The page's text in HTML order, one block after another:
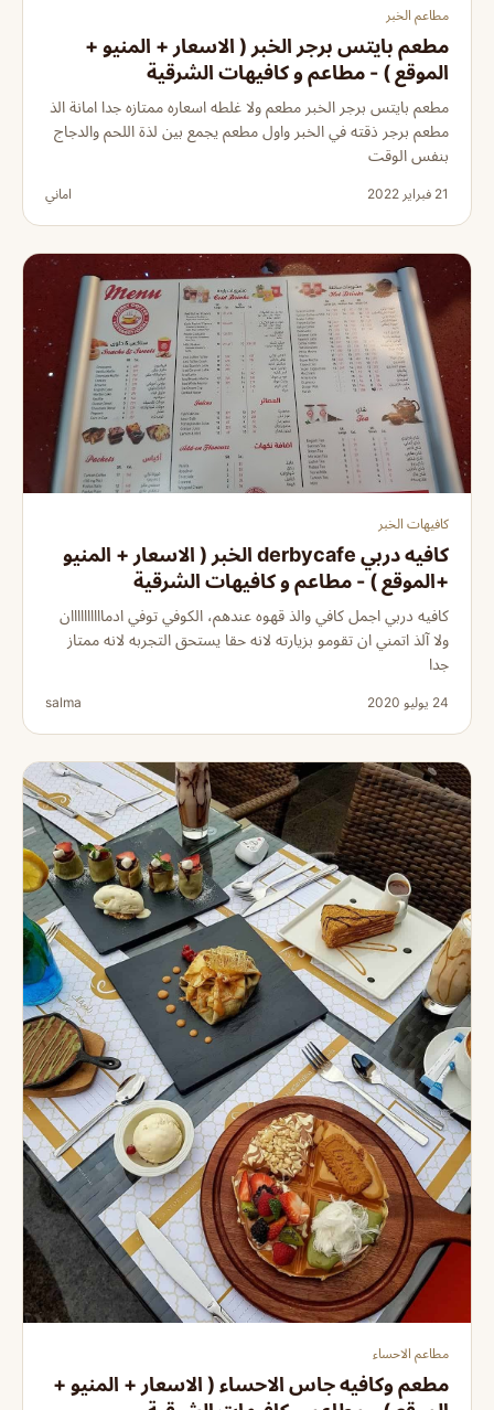
مطاعم الخبر
مطعم بايتس برجر الخبر ( الاسعار + المنيو +
الموقع ) - مطاعم و كافيهات الشرقية
مطعم بايتس برجر الخبر مطعم ولا غلطه اسعاره ممتازه جدا امانة الذ
مطعم برجر ذقته في الخبر واول مطعم يجمع بين لذة اللحم والدجاج
بنفس الوقت
21 فبراير 2022 اماني
كافيهات الخبر
كافيه دربي derbycafe الخبر ( الاسعار + المنيو
+الموقع ) - مطاعم و كافيهات الشرقية
كافيه دربي اجمل کافي والذ قهوه عندهم، الکوفي توفي ادماااااااااان
ولا آلذ اتمني ان تقومو بزيارته لانه حقا يستحق التجربه لانه ممتاز
جدا
24 يوليو 2020 salma
مطاعم الاحساء
مطعم وكافيه جاس ‏الاحساء ( الاسعار + المنيو +